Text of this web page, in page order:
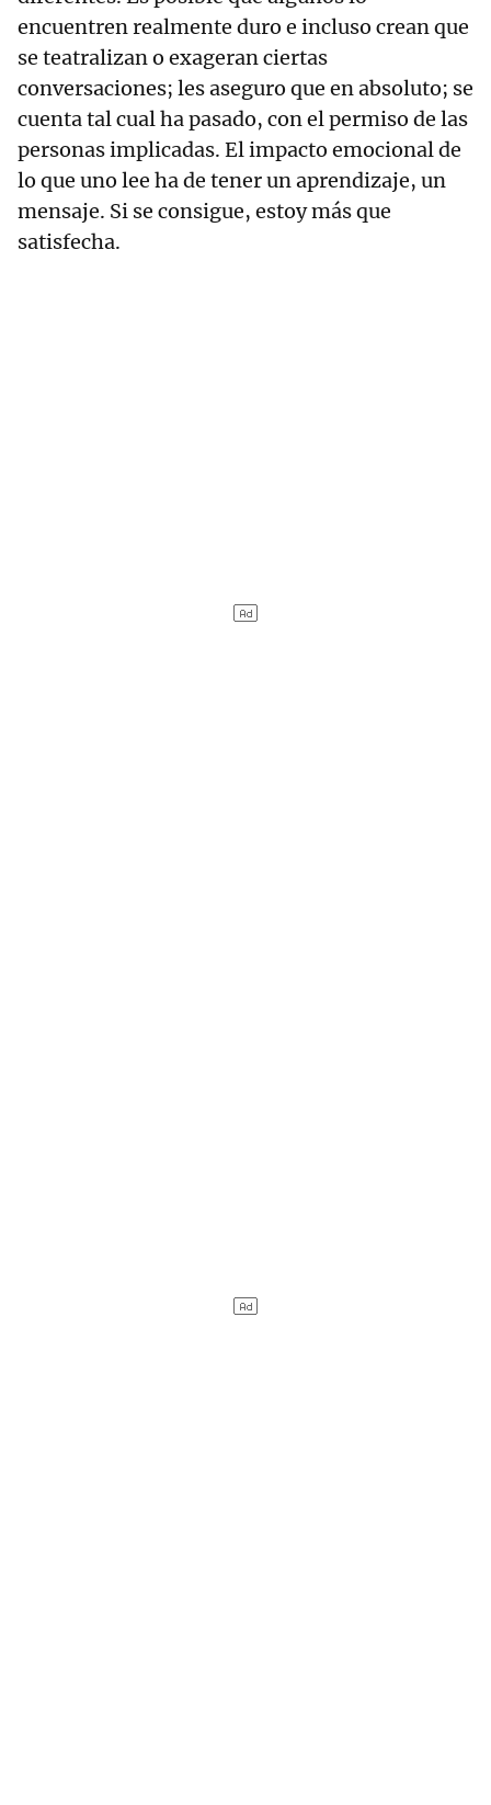
encuentren realmente duro e incluso crean que
se teatralizan o exageran ciertas
conversaciones; les aseguro que en absoluto; se
cuenta tal cual ha pasado, con el permiso de las
personas implicadas. El impacto emocional de
lo que uno lee ha de tener un aprendizaje, un
mensaje. Si se consigue, estoy más que
satisfecha.